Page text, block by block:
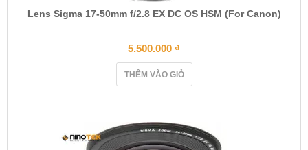
Lens Sigma 17-50mm f/2.8 EX DC OS HSM (For Canon)
5.500.000 ₫
THÊM VÀO GIỎ